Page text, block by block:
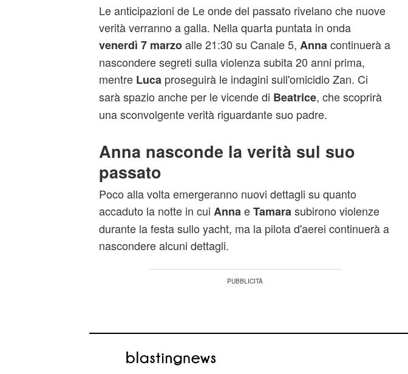
Le anticipazioni de Le onde del passato rivelano che nuove
verità verranno a galla. Nella quarta puntata in onda
venerdì 7 marzoalle 21:30 su Canale 5, Anna continuerà a
nascondere segreti sulla violenza subita 20 anni prima,
mentre Luca proseguirà le indagini sull'omicidio Zan. Ci
sarà spazio anche per le vicende di Beatrice, che scoprirà
una sconvolgente verità riguardante suo padre.
Anna nasconde la verità sul suo
passato
Poco alla volta emergeranno nuovi dettagli su quanto
accaduto la notte in cui Anna eTamara subirono violenze
durante la festa sullo yacht, ma la pilota d'aerei continuerà a
nascondere alcuni dettagli.